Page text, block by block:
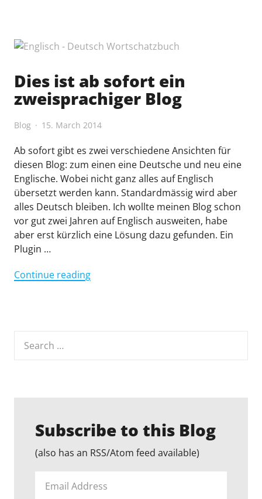
Dies ist ab sofort ein
zweisprachiger Blog
Blog 15. March 2014
Ab sofort gibt es zwei verschiedene Ansichten für
diesen Blog: zum einen eine Deutsche und neu eine
Englische. Wobei nicht ganz alles auf Englisch
übersetzt werden kann. Standardmässig wird aber
alles Deutsch bleiben. Ich wollte meinen Blog schon
vor gut zwei Jahren auf Englisch ausweiten, habe
aber erst kürzlich eine Lösung dazu gefunden. Ein
Plugin …
Continue reading"Dies
for:
Subscribe to this Blog
(also has an RSS/Atom feed available)
Address